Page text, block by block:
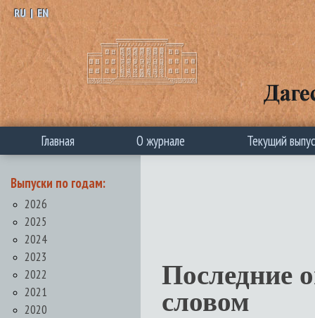
RU | EN
Главная О журнале Текущий
Выпуски по годам:
2026
2025
2024
2023
2022
2021
2020
Последние
словом